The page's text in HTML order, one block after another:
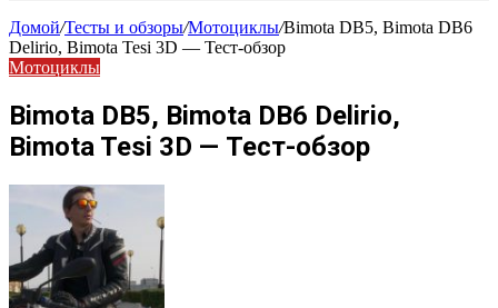
Домой/Тесты и обзоры/Мотоциклы/Bimota DB5, Bimota DB6
Delirio, Bimota Tesi 3D — Тест-обзор
Мотоциклы
Bimota DB5, Bimota DB6 Delirio,
Bimota Tesi 3D — Тест-обзор